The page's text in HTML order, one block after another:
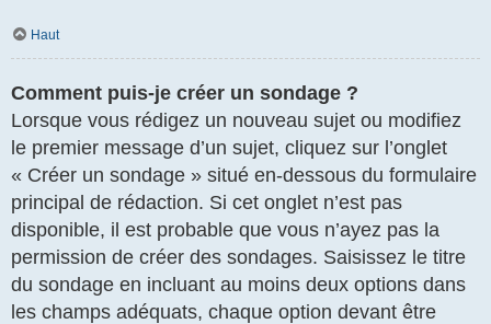
Haut
Comment puis-je créer un sondage ?
Lorsque vous rédigez un nouveau sujet ou modifiez
le premier message d’un sujet, cliquez sur l’onglet
« Créer un sondage » situé en-dessous du formulaire
principal de rédaction. Si cet onglet n’est pas
disponible, il est probable que vous n’ayez pas la
permission de créer des sondages. Saisissez le titre
du sondage en incluant au moins deux options dans
les champs adéquats, chaque option devant être